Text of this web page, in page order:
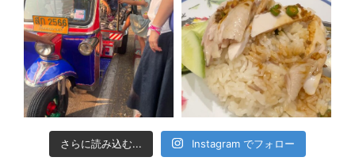
さらに読み込む... Instagram でフォロー